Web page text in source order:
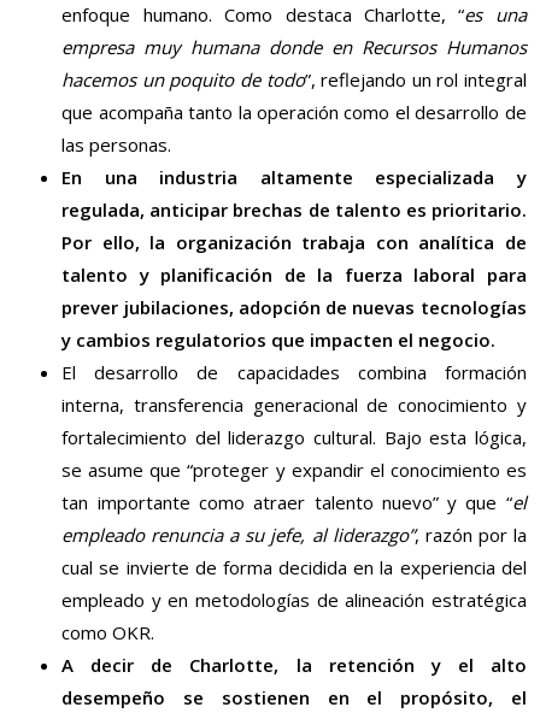
enfoque humano. Como destaca Charlotte, “es una
empresa muy humana donde en Recursos Humanos
hacemos un poquito de todo”, reflejando un rol integral
que acompaña tanto la operación como el desarrollo de
las personas.
En una industria altamente especializada y
regulada, anticipar brechas de talento es prioritario.
Por ello, la organización trabaja con analítica de
talento y planificación de la fuerza laboral para
prever jubilaciones, adopción de nuevas tecnologías
y cambios regulatorios que impacten el negocio.
El desarrollo de capacidades combina formación
interna, transferencia generacional de conocimiento y
fortalecimiento del liderazgo cultural. Bajo esta lógica,
se asume que “proteger y expandir el conocimiento es
tan importante como atraer talento nuevo” y que “el
empleado renuncia a su jefe, al liderazgo”, razón por la
cual se invierte de forma decidida en la experiencia del
empleado y en metodologías de alineación estratégica
como OKR.
A decir de Charlotte, la retención y el alto
desempeño se sostienen en el propósito, el